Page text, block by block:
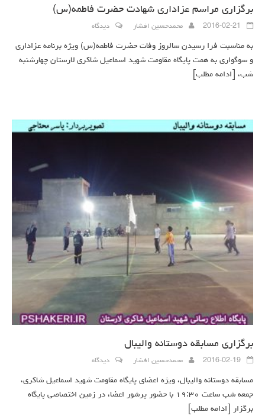
برگزاری مراسم عزاداری شهادت حضرت فاطمه(س)
2016-02-21 محمدحسین افشار دیدگاه
به مناسبت فرا رسیدن سالروز وفات حضرت فاطمه(س) ویژه برنامه عزاداری
و سوگواری به همت پایگاه مقاومت شهید اسماعیل شاکری لارستان چهارشنبه
شب،
[ادامه مطلب]
برگزاری مسابقه دوستانه والیبال
2016-02-19 محمدحسین افشار دیدگاه
مسابقه دوستانه والیبال، ویژه اعضای پایگاه مقاومت شهید اسماعیل شاکری،
جمعه شب ساعت ۱۹:۳۰ با حضور پرشور اعضا، در زمین اختصاصی پایگاه
برگزار
[ادامه مطلب]